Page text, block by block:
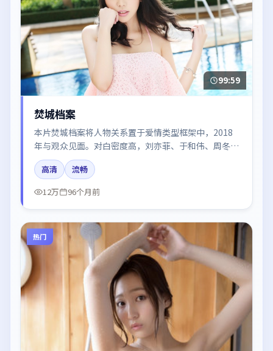
99:59
焚城档案
本片焚城档案将人物关系置于爱情类型框架中，2018
年与观众见面。对白密度高，刘亦菲、于和伟、周冬
雨、赵丽颖、王凯的台词节奏值得关注；整体气质偏美
国都市与冷色调摄影。
高清
流畅
12万
96个月前
热门